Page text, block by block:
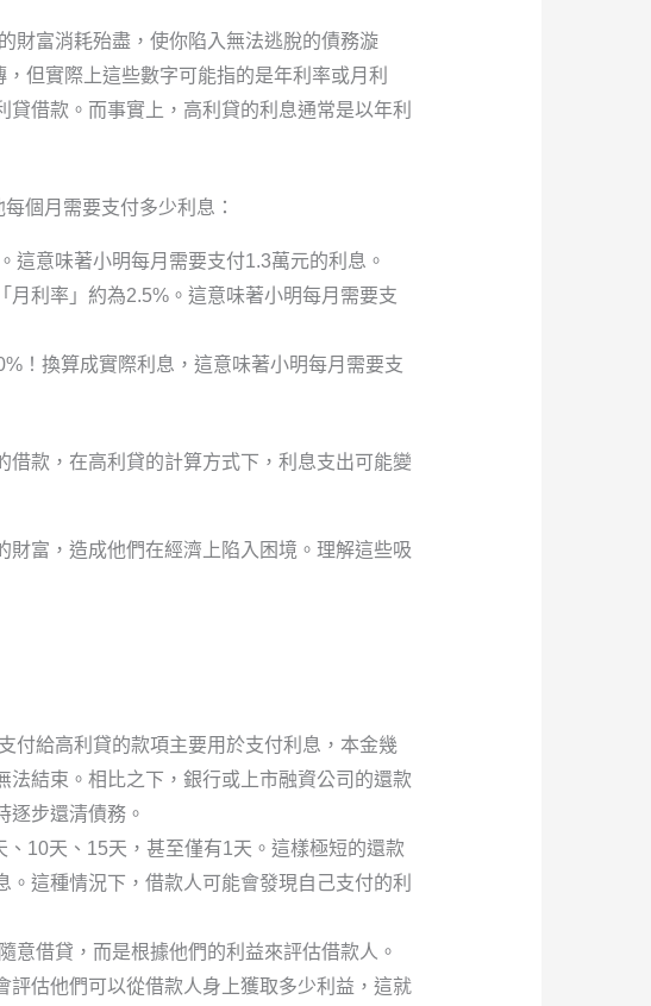
財富消耗殆盡，使你陷入無法逃脫的債務漩
但實際上這些數字可能指的是年利率或月利
借款。而事實上，高利貸的利息通常是以年利
個月需要支付多少利息：
這意味著小明每月需要支付1.3萬元的利息。
利率」約為2.5%。這意味著小明每月需要支
！換算成實際利息，這意味著小明每月需要支
款，在高利貸的計算方式下，利息支出可能變
富，造成他們在經濟上陷入困境。理解這些吸
付給高利貸的款項主要用於支付利息，本金幾
結束。相比之下，銀行或上市融資公司的還款
逐步還清債務。
10天、15天，甚至僅有1天。這樣極短的還款
這種情況下，借款人可能會發現自己支付的利
意借貸，而是根據他們的利益來評估借款人。
估他們可以從借款人身上獲取多少利益，這就